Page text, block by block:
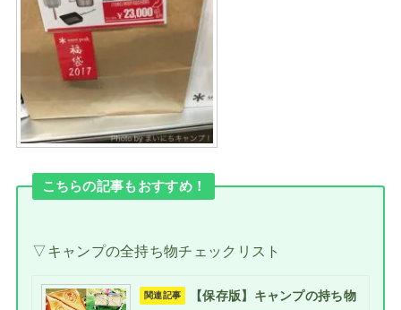
こちらの記事もおすすめ！
▽キャンプの全持ち物チェックリスト
関連記事
【保存版】キャンプの持ち物